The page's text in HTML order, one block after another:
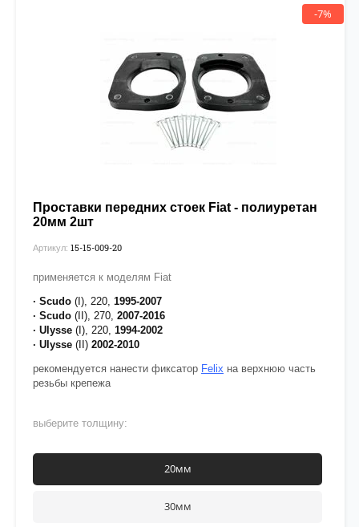
-7%
Проставки передних стоек Fiat - полиуретан
20мм 2шт
Артикул: 15-15-009-20
применяется к моделям Fiat
· Scudo (I), 220, 1995-2007
· Scudo (II), 270, 2007-2016
· Ulysse (I), 220, 1994-2002
· Ulysse (II) 2002-2010
рекомендуется нанести фиксатор Felix на верхнюю часть
резьбы крепежа
выберите толщину:
20мм
30мм